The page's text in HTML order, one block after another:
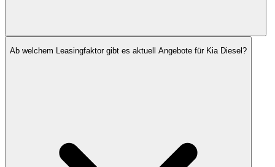
Ab welchem Leasingfaktor gibt es aktuell Angebote für Kia Diesel?